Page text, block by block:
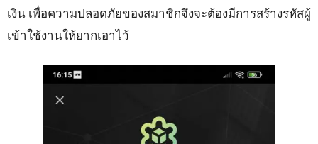
เงิน เพื่อความปลอดภัยของสมาชิกจึงจะต้องมีการสร้างรหัสผู้
เข้าใช้งานให้ยากเอาไว้